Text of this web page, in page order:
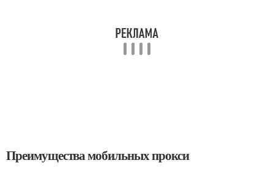
Преимущества мобильных прокси